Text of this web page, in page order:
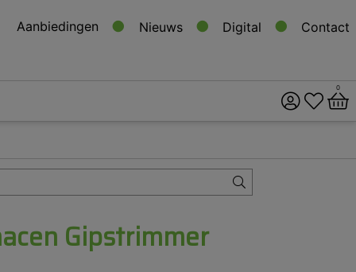
Aanbiedingen Nieuws Digital Contact
0
Gipstrimmer